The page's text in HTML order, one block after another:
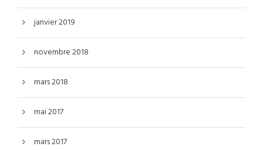
janvier 2019
novembre 2018
mars 2018
mai 2017
mars 2017